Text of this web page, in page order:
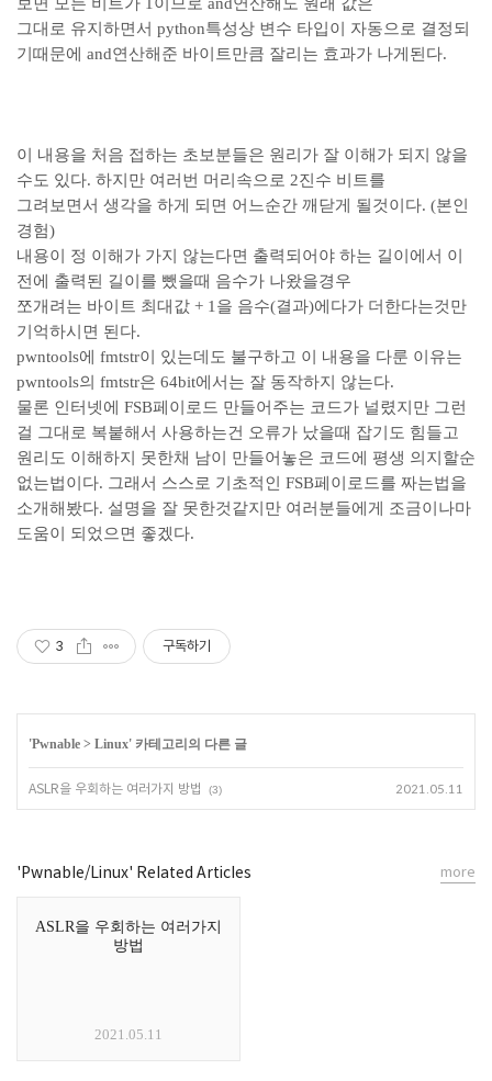
그대로 유지하면서 python특성상 변수 타입이 자동으로 결정되
기때문에 and연산해준 바이트만큼 잘리는 효과가 나게된다.
이 내용을 처음 접하는 초보분들은 원리가 잘 이해가 되지 않을
수도 있다. 하지만 여러번 머리속으로 2진수 비트를
그려보면서 생각을 하게 되면 어느순간 깨닫게 될것이다. (본인
경험)
내용이 정 이해가 가지 않는다면 출력되어야 하는 길이에서 이
전에 출력된 길이를 뺐을때 음수가 나왔을경우
쪼개려는 바이트 최대값 + 1을 음수(결과)에다가 더한다는것만
기억하시면 된다.
pwntools에 fmtstr이 있는데도 불구하고 이 내용을 다룬 이유는
pwntools의 fmtstr은 64bit에서는 잘 동작하지 않는다.
물론 인터넷에 FSB페이로드 만들어주는 코드가 널렸지만 그런
걸 그대로 복붙해서 사용하는건 오류가 났을때 잡기도 힘들고
원리도 이해하지 못한채 남이 만들어놓은 코드에 평생 의지할순
없는법이다. 그래서 스스로 기초적인 FSB페이로드를 짜는법을
소개해봤다. 설명을 잘 못한것같지만 여러분들에게 조금이나마
도움이 되었으면 좋겠다.
3 구독하기
'Pwnable > Linux' 카테고리의 다른 글
ASLR을 우회하는 여러가지 방법 (3) 2021.05.11
'Pwnable/Linux' Related Articles
ASLR을 우회하는 여러가지
방법
2021.05.11
more